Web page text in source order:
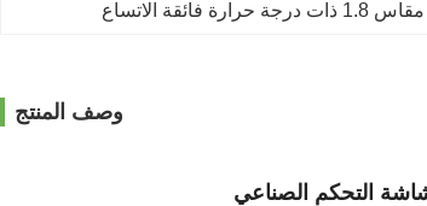
وصف المنتج
التحكم الصناعي